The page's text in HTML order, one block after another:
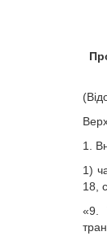
1.
1)
18,
«9.